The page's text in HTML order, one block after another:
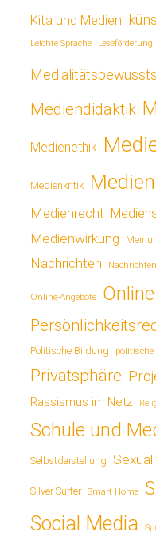
Kita und Medien
Leichte Sprache Leseförderung
Mediendidaktik
Medienethik
Medienkritik
Medienrecht
Medienwirkung
Nachrichten
Online-Angebote
Politische Bildung politische
Privatsphäre
Rassismus im Netz
Schule und
Selbstdarstellung
Silver Surfer Smart Home
Social Media